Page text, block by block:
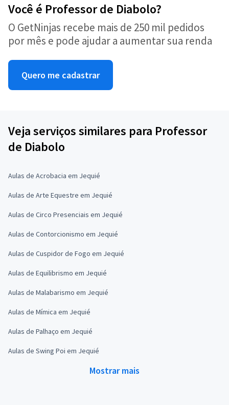
Você é Professor de Diabolo?
O GetNinjas recebe mais de 250 mil pedidos
por mês e pode ajudar a aumentar sua renda
Quero me cadastrar
Veja serviços similares para Professor
de Diabolo
Aulas de Acrobacia em Jequié
Aulas de Arte Equestre em Jequié
Aulas de Circo Presenciais em Jequié
Aulas de Contorcionismo em Jequié
Aulas de Cuspidor de Fogo em Jequié
Aulas de Equilibrismo em Jequié
Aulas de Malabarismo em Jequié
Aulas de Mímica em Jequié
Aulas de Palhaço em Jequié
Aulas de Swing Poi em Jequié
Mostrar mais